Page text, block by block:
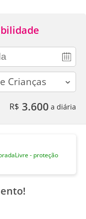
R$ 3.600 a diária
- proteção